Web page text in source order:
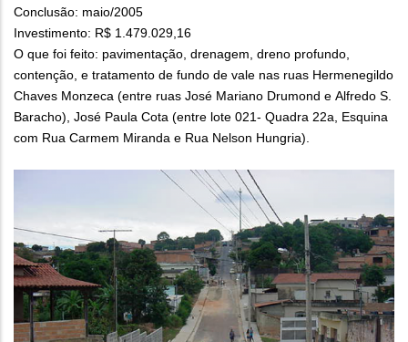
Conclusão: maio/2005
Investimento: R$ 1.479.029,16
O que foi feito: pavimentação, drenagem, dreno profundo,
contenção, e tratamento de fundo de vale nas ruas Hermenegildo
Chaves Monzeca (entre ruas José Mariano Drumond e Alfredo S.
Baracho), José Paula Cota (entre lote 021- Quadra 22a, Esquina
com Rua Carmem Miranda e Rua Nelson Hungria).